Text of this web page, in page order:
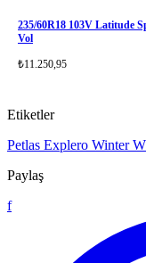
235/60R18 103V Latitude
Vol
₺11.250,95
Etiketler
Petlas Explero Winter
Paylaş
f